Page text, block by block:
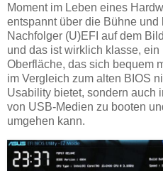
Moment im Leben eines
entspannt über die Bühne und
Nachfolger (U)EFI auf dem
und das ist wirklich klasse, ein
Oberfläche, das sich bequem
im Vergleich zum alten BIOS
Usability bietet, sondern auch
von USB-Medien zu booten
umgehen kann.